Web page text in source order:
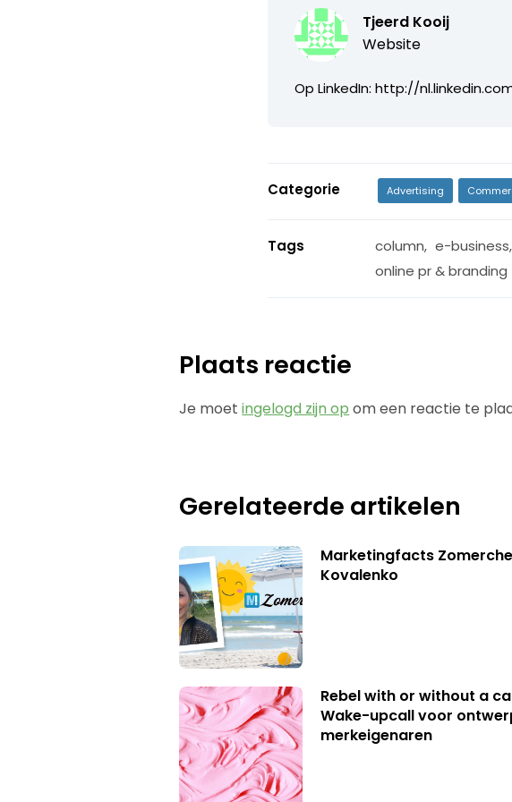
Tjeerd Kooij
Website
Op LinkedIn: http://
Categorie Advertising
Tags column, e-business,
online pr & branding
Plaats reactie
Je moetingelogd zijn op om een reactie te
Gerelateerde artikelen
Marketingfacts
Kovalenko
Rebel with or without a
Wake-upcall voor
merkeigenaren